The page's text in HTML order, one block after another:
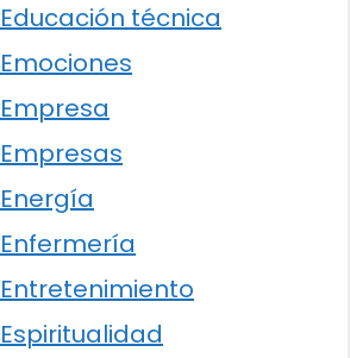
Educación técnica
Emociones
Empresa
Empresas
Energía
Enfermería
Entretenimiento
Espiritualidad